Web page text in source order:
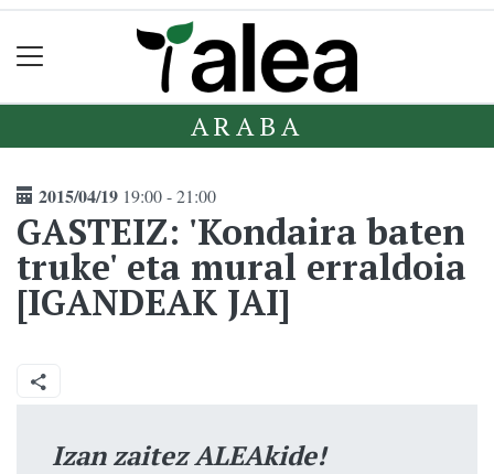
ARABA
2015/04/19 19:00 - 21:00
GASTEIZ: 'Kondaira baten
truke' eta mural erraldoia
[IGANDEAK JAI]
Izan zaitez ALEAkide!